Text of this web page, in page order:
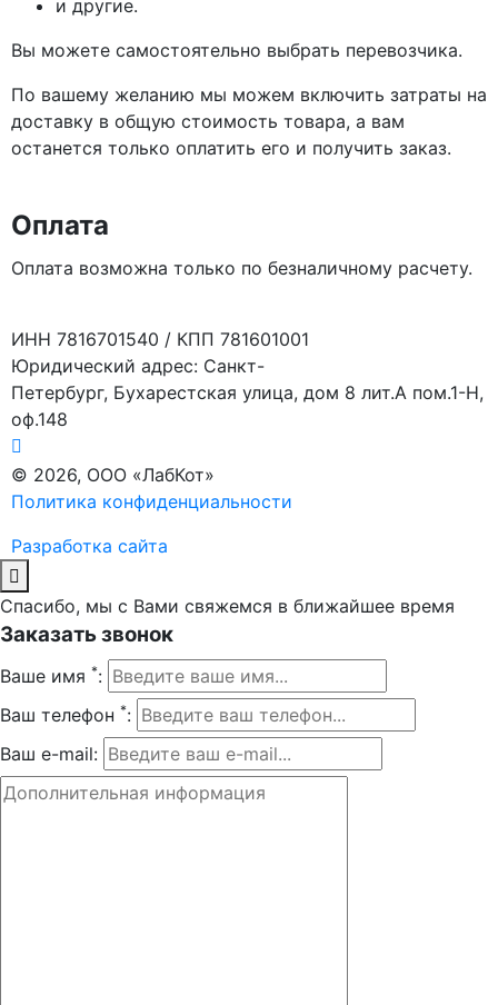
и другие.
Вы можете самостоятельно выбрать перевозчика.
По вашему желанию мы можем включить затраты на
доставку в общую стоимость товара, а вам
останется только оплатить его и получить заказ.
Оплата
Оплата возможна только по безналичному расчету.
ИНН 7816701540 / КПП 781601001
Юридический адрес: Санкт-
Петербург, Бухарестская улица, дом 8 лит.А пом.1-Н,
оф.148
© 2026, ООО «ЛабКот»
Политика конфиденциальности
Разработка сайта
Спасибо, мы с Вами свяжемся в ближайшее время
Заказать звонок
Ваше имя *:
Ваш телефон *:
Ваш e-mail: